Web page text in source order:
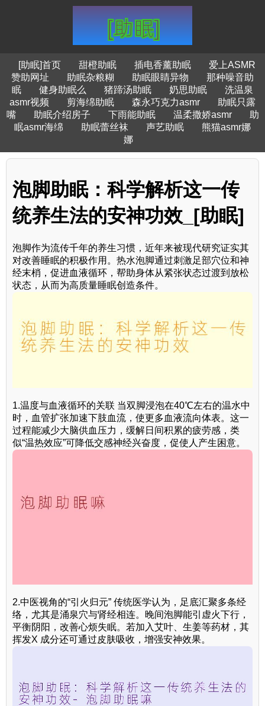
[助眠]首页 甜橙助眠 插电香薰助眠
爱上ASMR
赞助网址
助眠杂粮糊 助眠眼睛异物
那种噪音助
眠
健身助眠么 猪蹄汤助眠 奶思助眠
洗温泉
asmr视频
剪海绵助眠 森永巧克力asmr
助眠只露
嘴
助眠介绍房子 下雨能助眠 温柔撒娇asmr
助
眠asmr海绵
助眠蕾丝袜 声艺助眠
熊猫asmr娜
娜
泡脚助眠：科学解析这一传
统养生法的安神功效_[助眠]
泡脚作为流传千年的养生习惯，近年来被现代研究证实其
对改善睡眠的积极作用。热水泡脚通过刺激足部穴位和神
经末梢，促进血液循环，帮助身体从紧张状态过渡到放松
状态，从而为高质量睡眠创造条件。
1.温度与血液循环的关联 当双脚浸泡在40℃左右的温水中
时，血管扩张加速下肢血流，使更多血液流向体表。这一
过程能减少大脑供血压力，缓解日间积累的疲劳感，类
似“温热效应”可降低交感神经兴奋度，促使人产生困意。
2.中医视角的“引火归元” 传统医学认为，足底汇聚多条经
络，尤其是涌泉穴与肾经相连。晚间泡脚能引虚火下行，
平衡阴阳，改善心烦失眠。若加入艾叶、生姜等药材，其
挥发X 成分还可通过皮肤吸收，增强安神效果。